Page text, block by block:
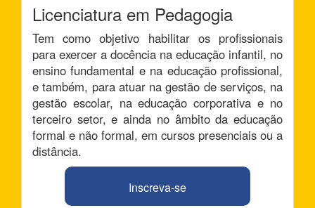
Licenciatura em Pedagogia
Tem como objetivo habilitar os profissionais
para exercer a docência na educação infantil, no
ensino fundamental e na educação profissional,
e também, para atuar na gestão de serviços, na
gestão escolar, na educação corporativa e no
terceiro setor, e ainda no âmbito da educação
formal e não formal, em cursos presenciais ou a
distância.
Inscreva-se